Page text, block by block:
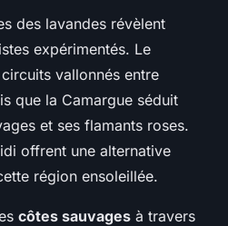
des lavandes révèlent
expérimentés. Le
vallonnés entre
que la Camargue séduit
et ses flamants roses.
offrent une alternative
région ensoleillée.
côtes sauvages à travers